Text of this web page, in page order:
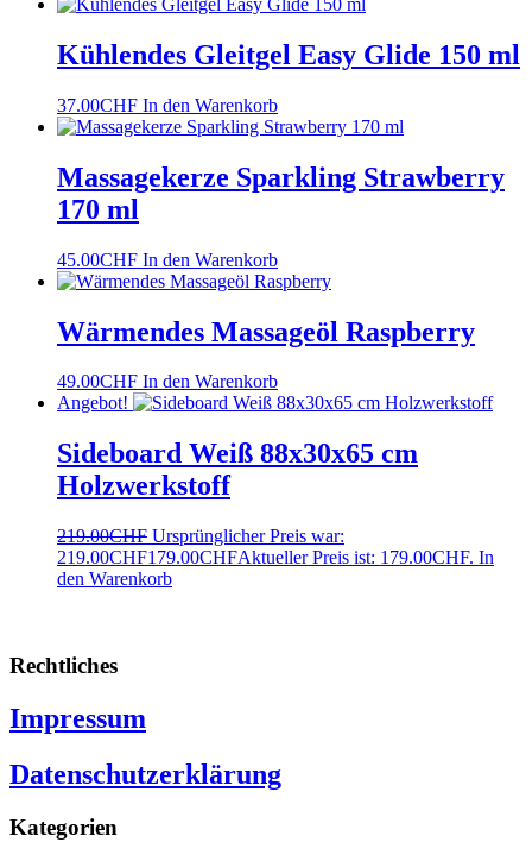
Kühlendes Gleitgel Easy Glide 150 ml
37.00CHF In den Warenkorb
Massagekerze Sparkling Strawberry
170 ml
45.00CHF In den Warenkorb
Wärmendes Massageöl Raspberry
49.00CHF In den Warenkorb
Angebot!
Sideboard Weiß 88x30x65 cm
Holzwerkstoff
219.00CHF Ursprünglicher Preis war:
219.00CHF179.00CHFAktueller Preis ist: 179.00CHF. In
den Warenkorb
Rechtliches
Impressum
Datenschutzerklärung
Kategorien